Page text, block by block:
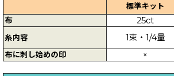
標準キット
布
25ct
糸内容 1束・1/4量
布に刺し始めの印 ×